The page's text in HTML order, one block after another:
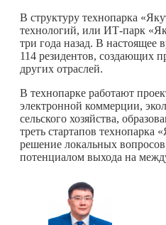
В структуру технопарка
технологий, или ИТ-парк
три года назад. В настоящее
114 резидентов, создающих
других отраслей.
В технопарке работают
электронной коммерции,
сельского хозяйства,
треть стартапов технопарка
решение локальных
потенциалом выхода на